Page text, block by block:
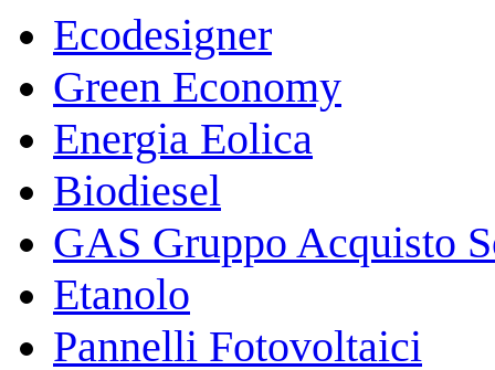
Ecodesigner
Green Economy
Energia Eolica
Biodiesel
GAS Gruppo Acquisto
Etanolo
Pannelli Fotovoltaici